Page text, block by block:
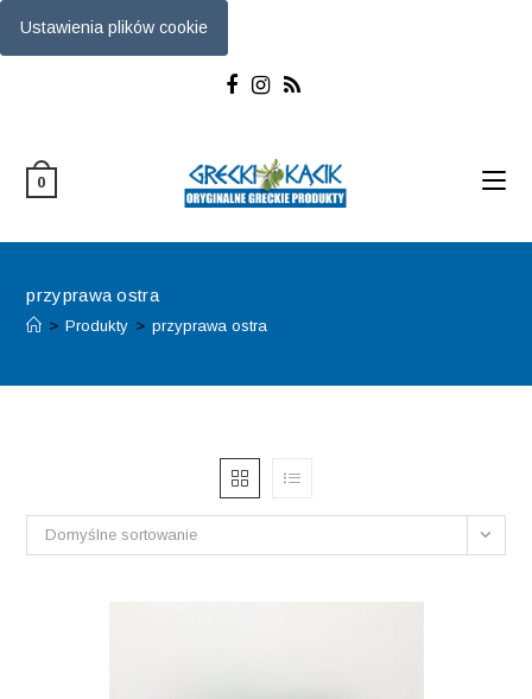
Ustawienia plików cookie
0
przyprawa ostra
> Produkty > przyprawa ostra
Domyślne sortowanie